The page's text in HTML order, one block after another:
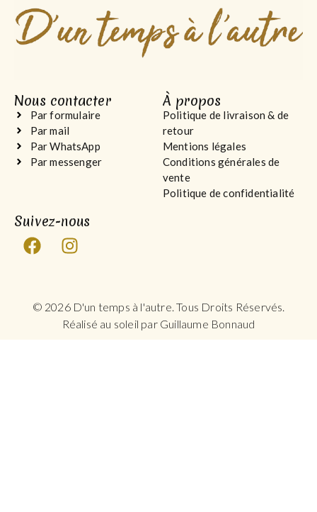
Nous contacter
Par formulaire
Par mail
Par WhatsApp
Par messenger
À propos
Politique de livraison & de
retour
Mentions légales
Conditions générales de
vente
Politique de confidentialité
Suivez-nous
© 2026 D'un temps à l'autre. Tous Droits Réservés.
Réalisé au soleil par Guillaume Bonnaud